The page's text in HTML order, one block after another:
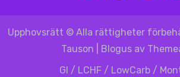
Upphovsrätt © Alla rättigheter
Tauson
Blogus av
GI / LCHF / LowCarb /